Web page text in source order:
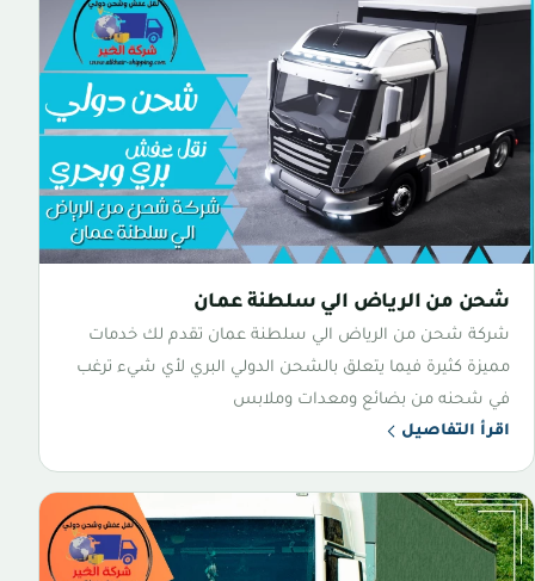
شحن من الرياض الي سلطنة عمان
شركة شحن من الرياض الي سلطنة عمان تقدم لك خدمات
مميزة كثيرة فيما يتعلق بالشحن الدولي البري لأي شيء ترغب
في شحنه من بضائع ومعدات وملابس
اقرأ التفاصيل